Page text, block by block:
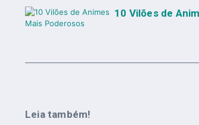
10 Vilões de
Leia também!